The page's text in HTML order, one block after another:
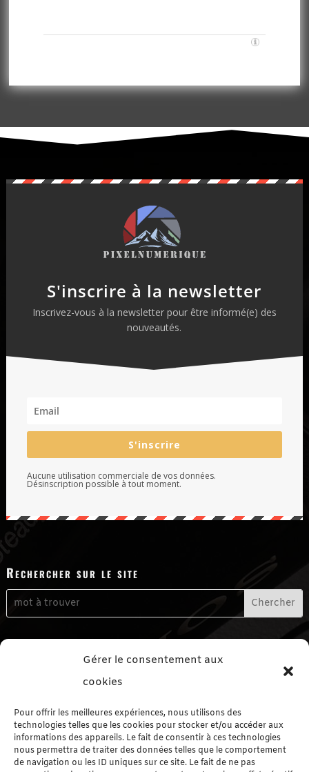
Gérer le consentement aux
cookies
Pour offrir les meilleures expériences, nous utilisons des
technologies telles que les cookies pour stocker et/ou accéder aux
informations des appareils. Le fait de consentir à ces technologies
nous permettra de traiter des données telles que le comportement
de navigation ou les ID uniques sur ce site. Le fait de ne pas
S'inscrire à la newsletter
Inscrivez-vous à la newsletter pour être informé(e) des
nouveautés.
S'inscrire
Aucune utilisation commerciale de vos données.
Désinscription possible à tout moment.
Rechercher sur le site
Me suivre sur les réseaux sociaux